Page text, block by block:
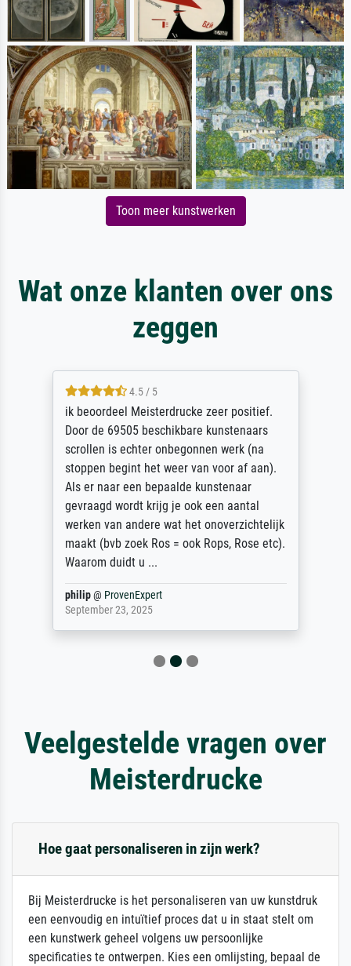
Toon meer kunstwerken
Wat onze klanten over ons
zeggen
4.5 / 5
ik beoordeel Meisterdrucke zeer positief.
Door de 69505 beschikbare kunstenaars
scrollen is echter onbegonnen werk (na
stoppen begint het weer van voor af aan).
Als er naar een bepaalde kunstenaar
gevraagd wordt krijg je ook een aantal
werken van andere wat het onoverzichtelijk
maakt (bvb zoek Ros = ook Rops, Rose etc).
Waarom duidt u ...
philip@ ProvenExpert
September 23, 2025
Veelgestelde vragen over
Meisterdrucke
Hoe gaat personaliseren in zijn werk?
Bij Meisterdrucke is het personaliseren van uw kunstdruk
een eenvoudig en intuïtief proces dat u in staat stelt om
een kunstwerk geheel volgens uw persoonlijke
specificaties te ontwerpen. Kies een omlijsting, bepaal de